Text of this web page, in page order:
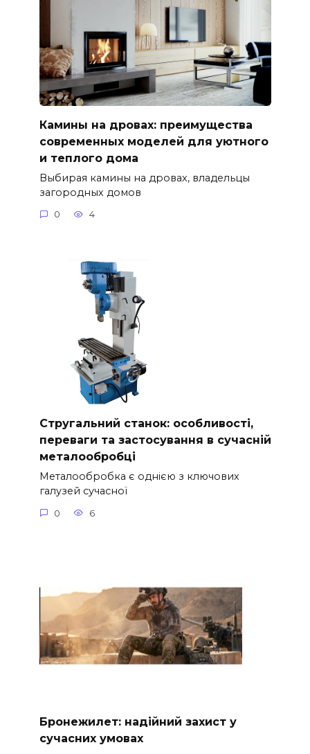
Камины на дровах: преимущества
современных моделей для уютного
и теплого дома
Выбирая камины на дровах, владельцы
загородных домов
0 4
Стругальний станок: особливості,
переваги та застосування в сучасній
металообробці
Металообробка є однією з ключових
галузей сучасної
0 6
Бронежилет: надійний захист у
сучасних умовах